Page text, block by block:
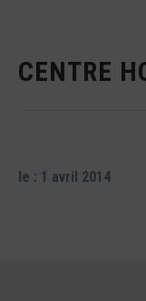
CENTRE
le : 1 avril 2014